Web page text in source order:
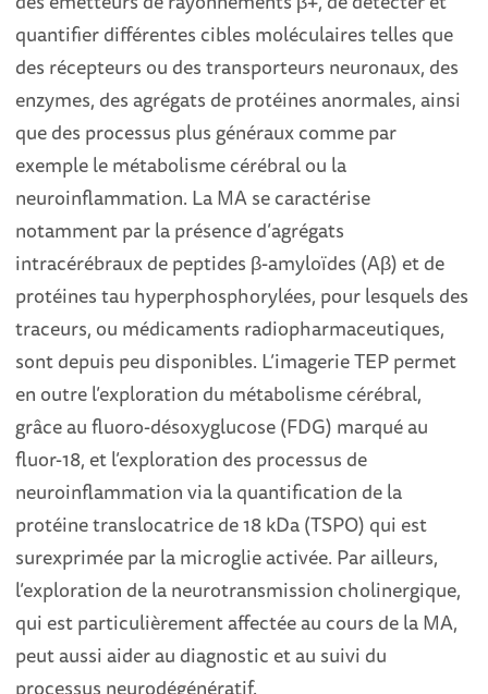
quantifier différentes cibles moléculaires telles que
des récepteurs ou des transporteurs neuronaux, des
enzymes, des agrégats de protéines anormales, ainsi
que des processus plus généraux comme par
exemple le métabolisme cérébral ou la
neuroinflammation. La MA se caractérise
notamment par la présence d’agrégats
intracérébraux de peptides β-amyloïdes (Aβ) et de
protéines tau hyperphosphorylées, pour lesquels des
traceurs, ou médicaments radiopharmaceutiques,
sont depuis peu disponibles. L’imagerie TEP permet
en outre l’exploration du métabolisme cérébral,
grâce au fluoro-désoxyglucose (FDG) marqué au
fluor-18, et l’exploration des processus de
neuroinflammation via la quantification de la
protéine translocatrice de 18 kDa (TSPO) qui est
surexprimée par la microglie activée. Par ailleurs,
l’exploration de la neurotransmission cholinergique,
qui est particulièrement affectée au cours de la MA,
peut aussi aider au diagnostic et au suivi du
processus neurodégénératif.